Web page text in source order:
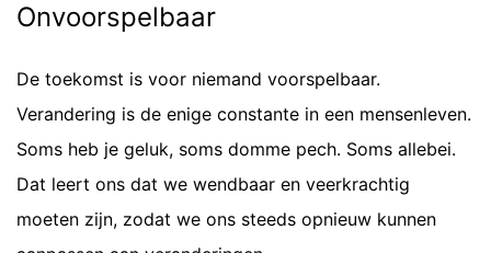
Onvoorspelbaar
De toekomst is voor niemand voorspelbaar.
Verandering is de enige constante in een mensenleven.
Soms heb je geluk, soms domme pech. Soms allebei.
Dat leert ons dat we wendbaar en veerkrachtig
moeten zijn, zodat we ons steeds opnieuw kunnen